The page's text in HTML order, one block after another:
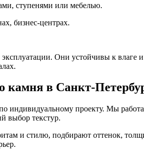
ступенями или мебелью.
бизнес-центрах.
Они устойчивы к влаге
камня в Санкт-
индивидуальному проекту. Мы
выбор текстур.
и стилю, подбирают оттенок,